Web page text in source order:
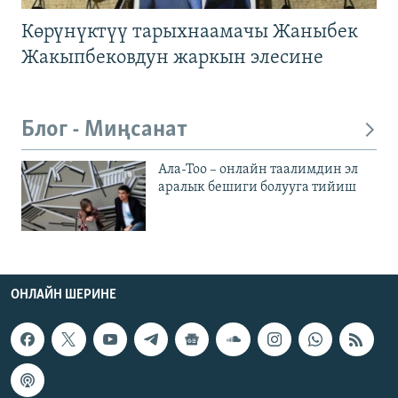
Көрүнүктүү тарыхнаамачы Жаныбек
Жакыпбековдун жаркын элесине
Блог - Миңсанат
Ала-Тоо – онлайн таалимдин эл
аралык бешиги болууга тийиш
ОНЛАЙН ШЕРИНЕ